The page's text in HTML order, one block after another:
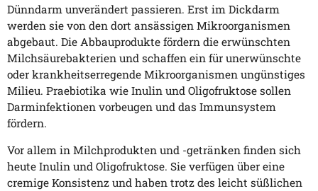
Dünndarm unverändert passieren. Erst im Dickdarm
werden sie von den dort ansässigen Mikroorganismen
abgebaut. Die Abbauprodukte fördern die erwünschten
Milchsäurebakterien und schaffen ein für unerwünschte
oder krankheitserregende Mikroorganismen ungünstiges
Milieu. Praebiotika wie Inulin und Oligofruktose sollen
Darminfektionen vorbeugen und das Immunsystem
fördern.
Vor allem in Milchprodukten und -getränken finden sich
heute Inulin und Oligofruktose. Sie verfügen über eine
cremige Konsistenz und haben trotz des leicht süßlichen